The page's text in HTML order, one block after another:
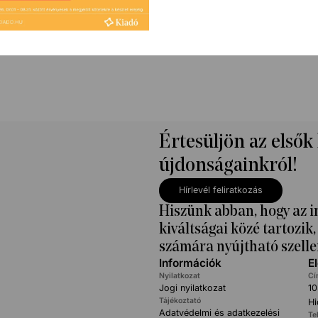
Értesüljön az
újdonságainkról!
Hírlevél feliratkozás
Hiszünk abban, hogy az
kiváltságai közé
számára nyújtható
Információk
Nyilatkozat
Jogi nyilatkozat
Tájékoztató
Adatvédelmi és adatkezelési